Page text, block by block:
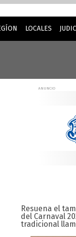
ayudarnos a
LOCALES
Resuena el
del Carnaval
tradicional